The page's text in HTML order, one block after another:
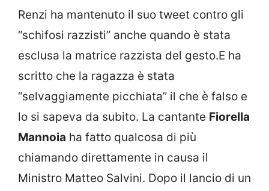
Renzi ha mantenuto il suo tweet contro gli
“schifosi razzisti” anche quando è stata
esclusa la matrice razzista del gesto.E ha
scritto che la ragazza è stata
“selvaggiamente picchiata” il che è falso e
lo si sapeva da subito. La cantante Fiorella
Mannoia ha fatto qualcosa di più
chiamando direttamente in causa il
Ministro Matteo Salvini. Dopo il lancio di un